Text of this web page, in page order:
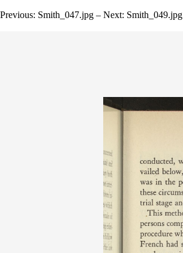
Previous: Smith_047.jpg – Next: Smith_049.jpg